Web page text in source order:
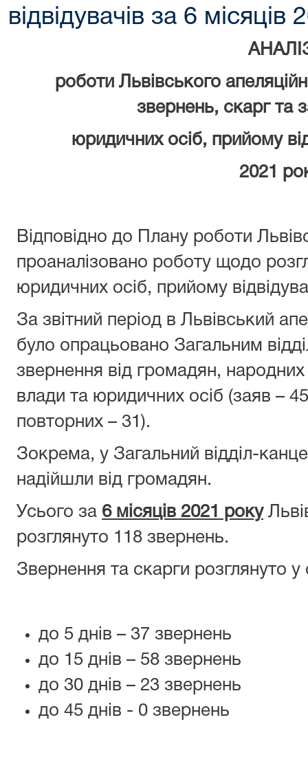
відвідувачів за 6 місяців
роботи Львівського
звернень, скарг та
юридичних осіб, прийому
2021
Відповідно до Плану роботи
проаналізовано роботу щодо
юридичних осіб, прийому
За звітний період в Львівський
було опрацьовано Загальним
звернення від громадян, народних
влади та юридичних осіб (заяв –
повторних – 31).
Зокрема, у Загальний відділ-
надійшли від громадян.
Усього за 6 місяців 2021 року
розглянуто 118 звернень.
Звернення та скарги розглянуто у
до 5 днів – 37 звернень
до 15 днів – 58 звернень
до 30 днів – 23 звернень
до 45 днів - 0 звернень